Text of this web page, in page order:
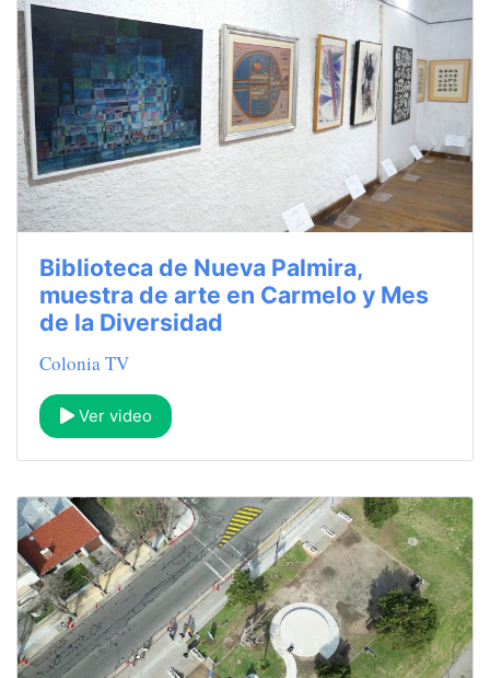
Biblioteca de Nueva Palmira,
muestra de arte en Carmelo y Mes
de la Diversidad
Colonia TV
Ver video